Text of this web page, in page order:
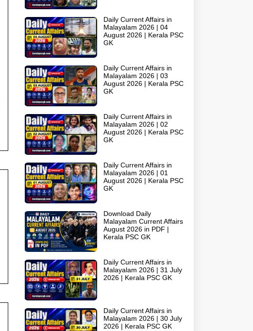
Daily Current Affairs in
Malayalam 2026 | 04
August 2026 | Kerala PSC
GK
Daily Current Affairs in
Malayalam 2026 | 03
August 2026 | Kerala PSC
GK
Daily Current Affairs in
Malayalam 2026 | 02
August 2026 | Kerala PSC
GK
Daily Current Affairs in
Malayalam 2026 | 01
August 2026 | Kerala PSC
GK
Download Daily
Malayalam Current Affairs
August 2026 in PDF |
Kerala PSC GK
Daily Current Affairs in
Malayalam 2026 | 31 July
2026 | Kerala PSC GK
Daily Current Affairs in
Malayalam 2026 | 30 July
2026 | Kerala PSC GK